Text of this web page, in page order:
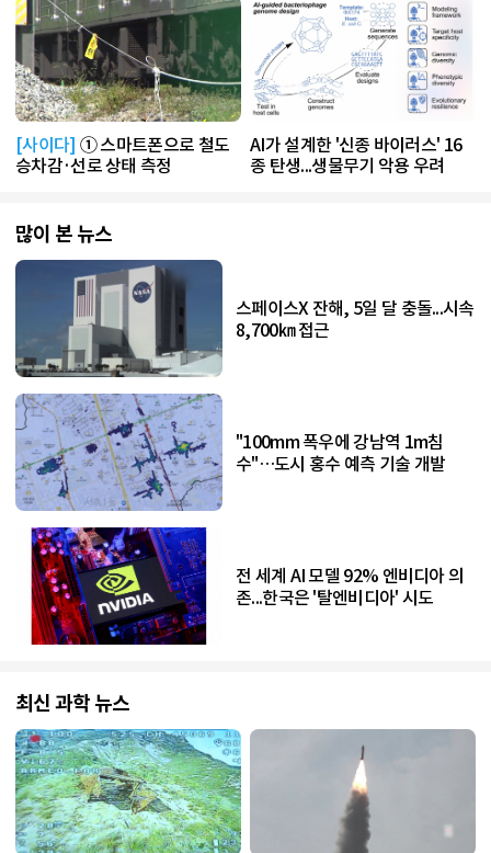
[사이다] ① 스마트폰으로 철도
승차감·선로 상태 측정
AI가 설계한 '신종 바이러스' 16
종 탄생...생물무기 악용 우려
많이 본 뉴스
스페이스X 잔해, 5일 달 충돌...시속
8,700㎞ 접근
"100mm 폭우에 강남역 1m침
수"…도시 홍수 예측 기술 개발
전 세계 AI 모델 92% 엔비디아 의
존...한국은 '탈엔비디아' 시도
최신 과학 뉴스